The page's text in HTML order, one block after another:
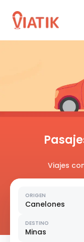
Viajes
ORIGEN
Canelones
DESTINO
Minas